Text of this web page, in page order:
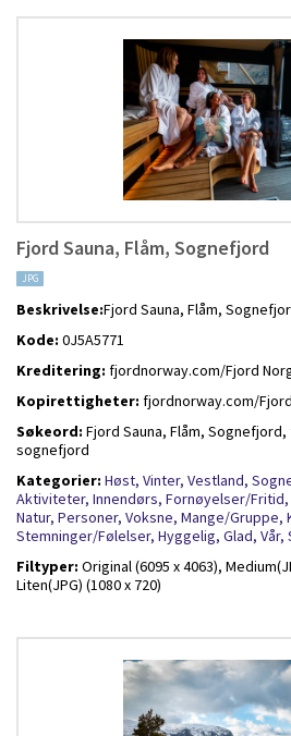
Fjord Sauna, Flåm, Sognefjord
JPG
Beskrivelse:Fjord Sauna, Flåm,
Kode: 0J5A5771
Kreditering: fjordnorway.com/Fjord
Kopirettigheter: fjordnorway.com/
Søkeord: Fjord Sauna, Flåm,
sognefjord
Kategorier: Høst, Vinter, Vestland,
Aktiviteter, Innendørs, Fornøyelser/Fritid,
Natur, Personer, Voksne, Mange/Gruppe,
Stemninger/Følelser, Hyggelig, Glad, Vår,
Filtyper: Original (6095 x 4063),
Liten(JPG) (1080 x 720)